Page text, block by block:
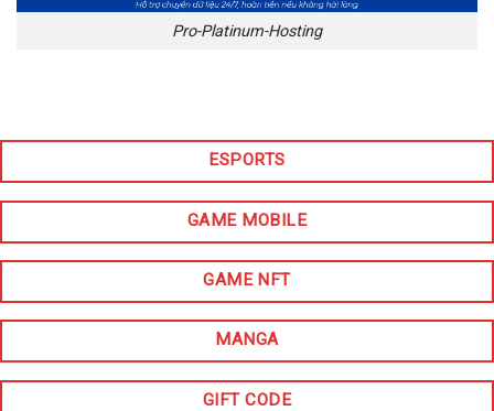
Pro-Platinum-Hosting
ESPORTS
GAME MOBILE
GAME NFT
MANGA
GIFT CODE